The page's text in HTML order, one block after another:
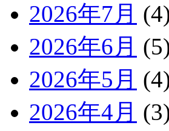
2026年7月
2026年6月
2026年5月
2026年4月